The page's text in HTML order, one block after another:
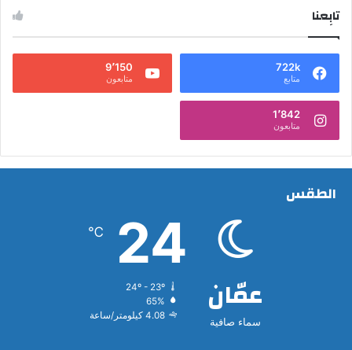
تابِعنا
722k
متابع
9٬150
متابعون
1٬842
متابعون
الطقس
عمّان
سماء صافية
24
℃
24º - 23º
65%
4.08 كيلومتر/ساعة